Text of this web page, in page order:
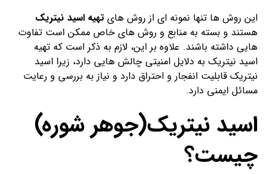
این روش ها تنها نمونه ای از روش هایتهیه اسید نیتریک
هستند و بسته به منابع و روش های خاص ممکن است تفاوت
هایی داشته باشند. علاوه بر این، لازم به ذکر است که تهیه
اسید نیتریک به دلایل امنیتی چالش هایی دارد، زیرا اسید
نیتریک قابلیت انفجار و احتراق دارد و نیاز به بررسی و رعایت
مسائل ایمنی دارد.
اسید نیتریک(جوهر شوره)
چیست؟